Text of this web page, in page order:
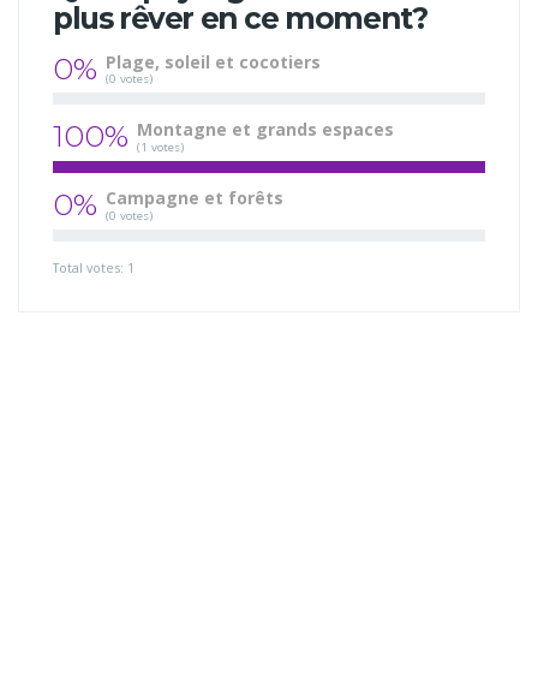
plus rêver en ce moment?
0% Plage, soleil et cocotiers
(0 votes)
100% Montagne et grands espaces
(1 votes)
0% Campagne et forêts
(0 votes)
Total votes: 1